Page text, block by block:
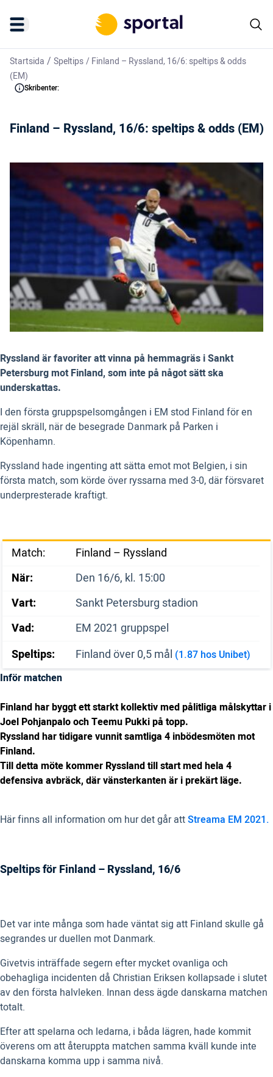
Startsida / Speltips/Finland – Ryssland, 16/6: speltips & odds
(EM)
Skribenter:
Finland – Ryssland, 16/6: speltips & odds (EM)
Ryssland är favoriter att vinna på hemmagräs i Sankt
Petersburg mot Finland, som inte på något sätt ska
underskattas.
I den första gruppspelsomgången i EM stod Finland för en
rejäl skräll, när de besegrade Danmark på Parken i
Köpenhamn.
Ryssland hade ingenting att sätta emot mot Belgien, i sin
första match, som körde över ryssarna med 3-0, där försvaret
underpresterade kraftigt.
Match:
Finland – Ryssland
När:
Den 16/6, kl. 15:00
Vart:
Sankt Petersburg stadion
Vad:
EM 2021 gruppspel
Speltips:
Finland över 0,5 mål (1.87 hos Unibet)
Inför matchen
Finland har byggt ett starkt kollektiv med pålitliga målskyttar i
Joel Pohjanpalo och Teemu Pukki på topp.
Ryssland har tidigare vunnit samtliga 4 inbödesmöten mot
Finland.
Till detta möte kommer Ryssland till start med hela 4
defensiva avbräck, där vänsterkanten är i prekärt läge.
Här finns all information om hur det går attStreama EM 2021.
Speltips för Finland – Ryssland, 16/6
Det var inte många som hade väntat sig att Finland skulle gå
segrandes ur duellen mot Danmark.
Givetvis inträffade segern efter mycket ovanliga och
obehagliga incidenten då Christian Eriksen kollapsade i slutet
av den första halvleken. Innan dess ägde danskarna matchen
totalt.
Efter att spelarna och ledarna, i båda lägren, hade kommit
överens om att återuppta matchen samma kväll kunde inte
danskarna komma upp i samma nivå.